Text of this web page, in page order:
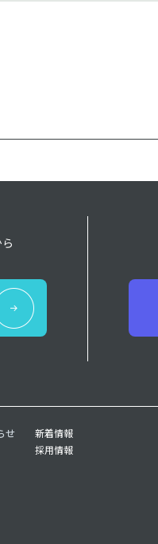
せ
新着情報
採用情報